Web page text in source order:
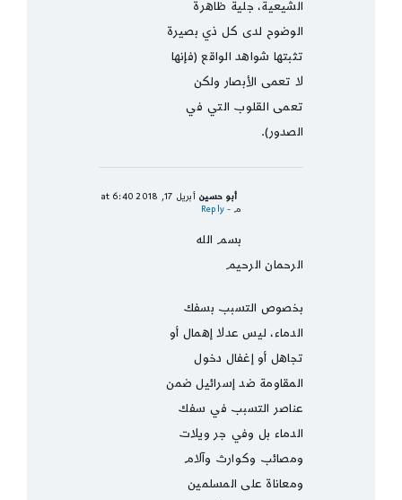
الشيعية، جلية ظاهرة
الوضوح لدى كل ذي بصيرة
تثبتها شواهد الواقع (فإنها
لا تعمى الأبصار ولكن
تعمى القلوب التي في
الصدور).
أبو حسين
أبريل 17, 2018 at 6:40
م - Reply
بسم الله
الرحمان الرحيم
بخصوص التسبب بسفك
الدماء، ليس عدلا إهمال أو
تجاهل أو إغفال دخول
المقاومة ضد إسرائيل ضمن
عناصر التسبب في سفك
الدماء بل وفي جر ويلات
ومصائب وكوارث وآلام
ومعاناة على المسلمين